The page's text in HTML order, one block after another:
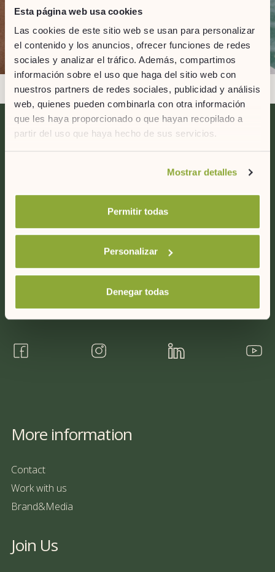
Esta página web usa cookies
Las cookies de este sitio web se usan para personalizar
el contenido y los anuncios, ofrecer funciones de redes
sociales y analizar el tráfico. Además, compartimos
información sobre el uso que haga del sitio web con
nuestros partners de redes sociales, publicidad y análisis
web, quienes pueden combinarla con otra información
que les haya proporcionado o que hayan recopilado a
partir del uso que haya hecho de sus servicios.
Mostrar detalles
Permitir todas
Personalizar
Denegar todas
Privacy Policy
I accepted the Privacy Policy
&
Contact us
Mahón (Menorca)
+34 971 35 69 35
Follow us
More information
Contact
Work with us
Brand&Media
Join Us